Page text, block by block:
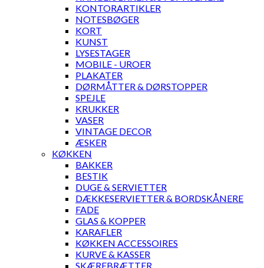
KONTORARTIKLER
NOTESBØGER
KORT
KUNST
LYSESTAGER
MOBILE - UROER
PLAKATER
DØRMÅTTER & DØRSTOPPER
SPEJLE
KRUKKER
VASER
VINTAGE DECOR
ÆSKER
KØKKEN
BAKKER
BESTIK
DUGE & SERVIETTER
DÆKKESERVIETTER & BORDSKÅNERE
FADE
GLAS & KOPPER
KARAFLER
KØKKEN ACCESSOIRES
KURVE & KASSER
SKÆREBRÆTTER